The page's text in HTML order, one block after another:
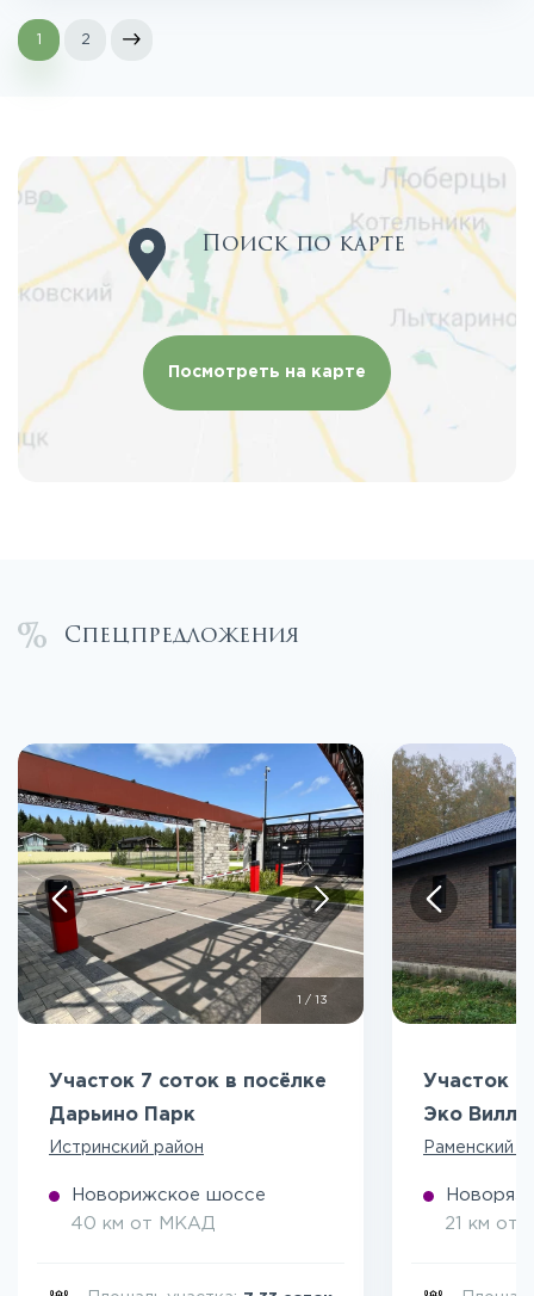
1 2
Поиск по карте
Посмотреть на карте
Спецпредложения
/ 13
Участок 7 соток в посёлке
Дарьино Парк
Истринский район
Новорижское шоссе
40 км от МКАД
Участок 5
Эко
Раменский
21 км от